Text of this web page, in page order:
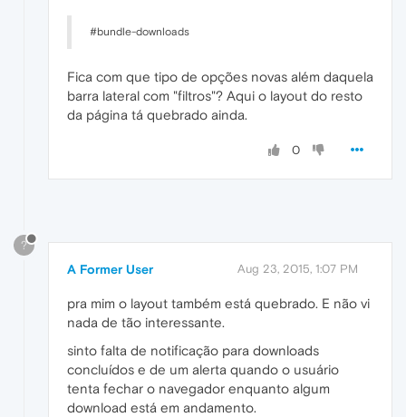
#bundle-downloads
Fica com que tipo de opções novas além daquela
barra lateral com "filtros"? Aqui o layout do resto
da página tá quebrado ainda.
0
?
A Former User Aug 23, 2015, 1:07 PM
pra mim o layout também está quebrado. E não vi
nada de tão interessante.
sinto falta de notificação para downloads
concluídos e de um alerta quando o usuário
tenta fechar o navegador enquanto algum
download está em andamento.